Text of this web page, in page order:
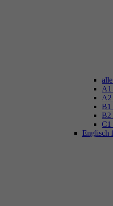
A1
A2
B1
B2
C1
Englisch